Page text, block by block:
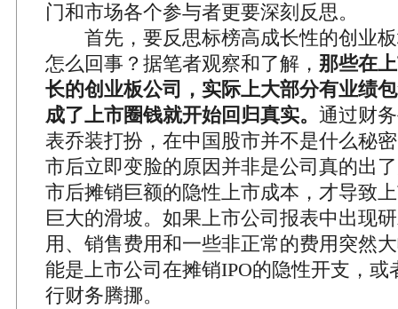
门和市场各个参与者更要深刻反思。
首先，要反思标榜高成长性的创业板
怎么回事？据笔者观察和了解， 那些在
长的创业板公司，实际上大部分有业绩
成了上市圈钱就开始回归真实。 通过财
表乔装打扮，在中国股市并不是什么秘
市后立即变脸的原因并非是公司真的出
市后摊销巨额的隐性上市成本，才导致
巨大的滑坡。如果上市公司报表中出现
用、销售费用和一些非正常的费用突然
能是上市公司在摊销IPO的隐性开支，或
行财务腾挪。